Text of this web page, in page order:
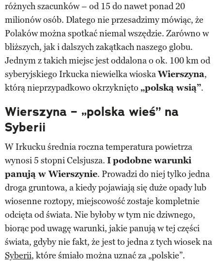
różnych szacunków – od 15 do nawet ponad 20
milionów osób. Dlatego nie przesadzimy mówiąc, że
Polaków można spotkać niemal wszędzie. Zarówno w
bliższych, jak i dalszych zakątkach naszego globu.
Jednym z takich miejsc jest oddalona o ok. 100 km od
syberyjskiego Irkucka niewielka wioskaWierszyna,
którą nieprzypadkowo okrzyknięto „polską wsią”.
Wierszyna – „polska wieś” na
Syberii
W Irkucku średnia roczna temperatura powietrza
wynosi 5 stopni Celsjusza. Ipodobne warunki
panują w Wierszynie. Prowadzi do niej tylko jedna
droga gruntowa, a kiedy pojawiają się duże opady lub
wiosenne roztopy, miejscowość zostaje kompletnie
odcięta od świata. Nie byłoby w tym nic dziwnego,
biorąc pod uwagę warunki, jakie panują w tej części
świata, gdyby nie fakt, że jest to jedna z tych wiosek na
Syberii, które śmiało można uznać za „polskie”.